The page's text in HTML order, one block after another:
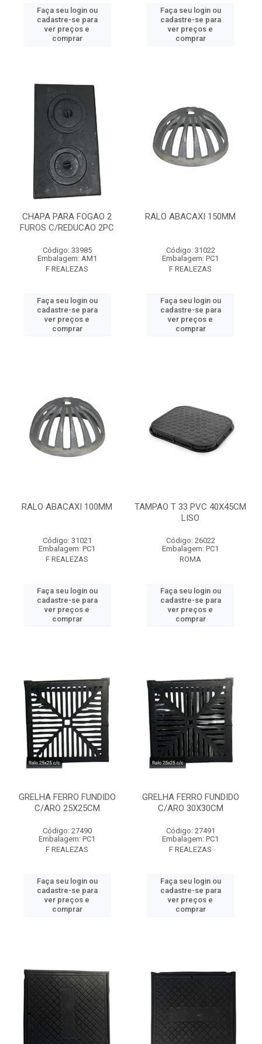
Faça seu login ou
cadastre-se para
ver preços e
comprar
Faça seu login ou
cadastre-se para
ver preços e
comprar
CHAPA PARA FOGAO 2
FUROS C/REDUCAO 2PC
Código: 33985
Embalagem: AM1
F REALEZAS
Faça seu login ou
cadastre-se para
ver preços e
comprar
RALO ABACAXI 150MM
Código: 31022
Embalagem: PC1
F REALEZAS
Faça seu login ou
cadastre-se para
ver preços e
comprar
RALO ABACAXI 100MM
Código: 31021
Embalagem: PC1
F REALEZAS
Faça seu login ou
cadastre-se para
ver preços e
comprar
TAMPAO T 33 PVC 40X45CM
LISO
Código: 26022
Embalagem: PC1
ROMA
Faça seu login ou
cadastre-se para
ver preços e
comprar
GRELHA FERRO FUNDIDO
C/ARO 25X25CM
Código: 27490
Embalagem: PC1
F REALEZAS
Faça seu login ou
cadastre-se para
ver preços e
comprar
GRELHA FERRO FUNDIDO
C/ARO 30X30CM
Código: 27491
Embalagem: PC1
F REALEZAS
Faça seu login ou
cadastre-se para
ver preços e
comprar